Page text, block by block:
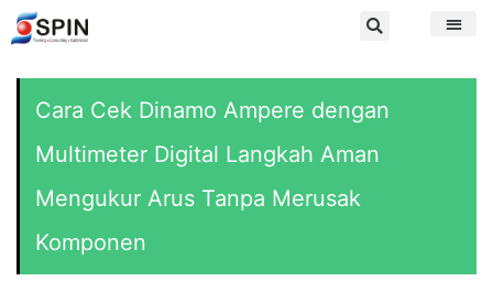
Cara Cek Dinamo Ampere dengan
Multimeter Digital Langkah Aman
Mengukur Arus Tanpa Merusak
Komponen